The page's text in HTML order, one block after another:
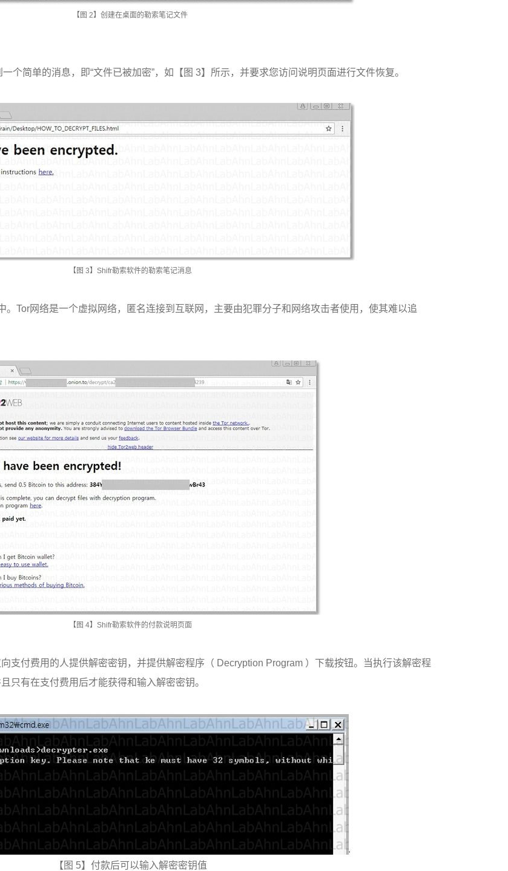
【图 2】创建在桌面的勒索笔记文件
个简单的消息，即“文件已被加密”，如【图 3】所示，并要求您访问说明页面进行文件恢复。
【图 3】 Shifr勒索软件的勒索笔记消息
。 Tor网络是一个虚拟网络，匿名连接到互联网，主要由犯罪分子和网络攻击者使用，使其难以追
【图 4】 Shifr勒索软件的付款说明页面
支付费用的人提供解密密钥，并提供解密程序（ Decryption Program ）下载按钮。当执行该解密程
只有在支付费用后才能获得和输入解密密钥。
【图 5】付款后可以输入解密密钥值